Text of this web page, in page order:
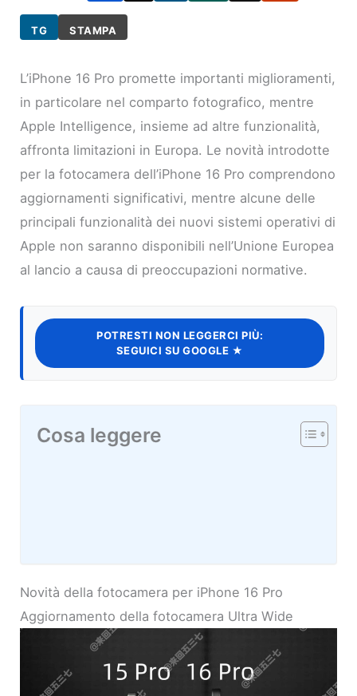
TG STAMPA
L’iPhone 16 Pro promette importanti miglioramenti,
in particolare nel comparto fotografico, mentre
Apple Intelligence, insieme ad altre funzionalità,
affronta limitazioni in Europa. Le novità introdotte
per la fotocamera dell’iPhone 16 Pro comprendono
aggiornamenti significativi, mentre alcune delle
principali funzionalità dei nuovi sistemi operativi di
Apple non saranno disponibili nell’Unione Europea
al lancio a causa di preoccupazioni normative.
POTRESTI NON LEGGERCI PIÙ:
SEGUICI SU GOOGLE ★
Cosa leggere
Novità della fotocamera per iPhone 16 Pro
Aggiornamento della fotocamera Ultra Wide